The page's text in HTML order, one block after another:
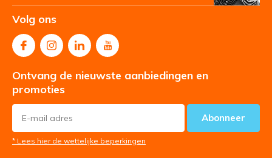
Volg ons
Ontvang de nieuwste aanbiedingen en
promoties
Abonneer
* Lees hier de wettelijke beperkingen